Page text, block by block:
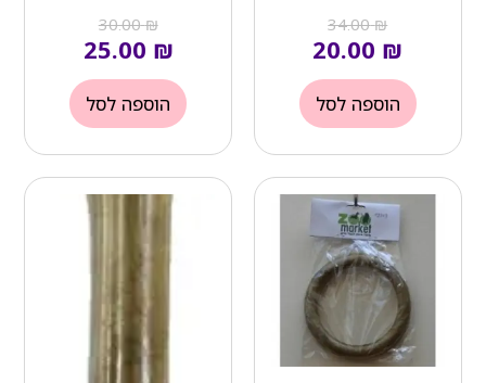
₪
34.00
₪
הוספה לסל
₪
30.00
₪
הוספה לסל